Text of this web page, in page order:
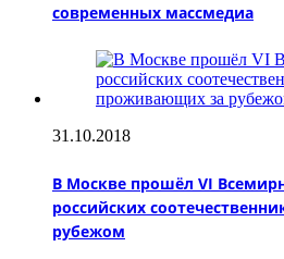
современных массмедиа
31.10.2018
В Москве прошёл VI
российских
рубежом